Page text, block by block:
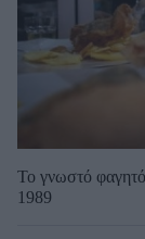
Το γνωστό
1989